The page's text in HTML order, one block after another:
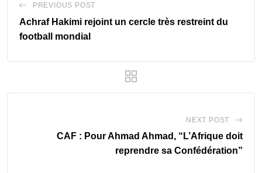
PREVIOUS POST
Achraf Hakimi rejoint un cercle très restreint du
football mondial
NEXT POST
CAF : Pour Ahmad Ahmad, “L’Afrique doit
reprendre sa Confédération”